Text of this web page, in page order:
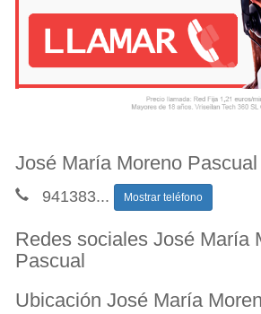
José María Moreno
941383... Mostrar teléfono
Redes sociales José María
Pascual
Ubicación José María